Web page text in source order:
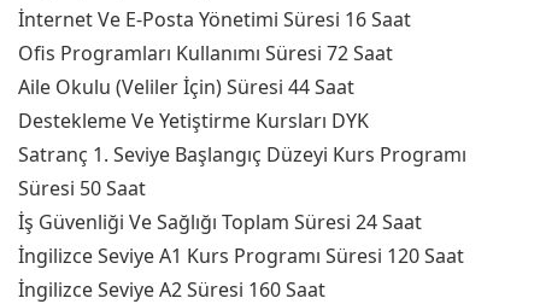
İnternet Ve E-Posta Yönetimi Süresi 16 Saat
Ofis Programları Kullanımı Süresi 72 Saat
Aile Okulu (Veliler İçin) Süresi 44 Saat
Destekleme Ve Yetiştirme Kursları DYK
Satranç 1. Seviye Başlangıç Düzeyi Kurs Programı
Süresi 50 Saat
İş Güvenliği Ve Sağlığı Toplam Süresi 24 Saat
İngilizce Seviye A1 Kurs Programı Süresi 120 Saat
İngilizce Seviye A2 Süresi 160 Saat